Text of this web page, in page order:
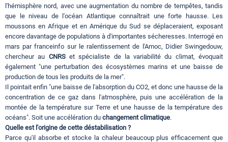
l'hémisphère nord, avec une augmentation du nombre de tempêtes, tandis
que le niveau de l'océan Atlantique connaîtrait une forte hausse. Les
moussons en Afrique et en Amérique du Sud se déplaceraient, exposant
encore davantage de populations à d'importantes sécheresses. Interrogé en
mars par franceinfo sur le ralentissement de l'Amoc, Didier Swingedouw,
chercheur au CNRSet spécialiste de la variabilité du climat, évoquait
également "une perturbation des écosystèmes marins et une baisse de
production de tous les produits de la mer".
Il pointait enfin "une baisse de l'absorption du CO2, et donc une hausse de la
concentration de ce gaz dans l'atmosphère, puis une accélération de la
montée de la température sur Terre et une hausse de la température des
océans". Soit une accélération du changement climatique.
Quelle est l'origine de cette déstabilisation ?
Parce qu'il absorbe et stocke la chaleur beaucoup plus efficacement que